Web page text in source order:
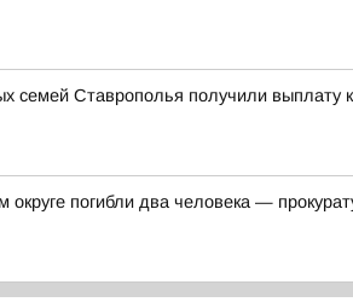
семей Ставрополья получили выплату
погибли два человека —